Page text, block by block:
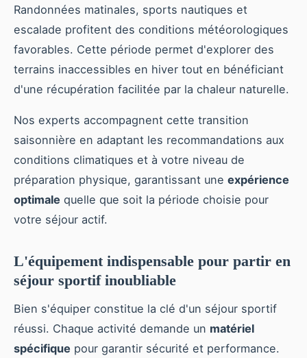
Randonnées matinales, sports nautiques et
escalade profitent des conditions météorologiques
favorables. Cette période permet d'explorer des
terrains inaccessibles en hiver tout en bénéficiant
d'une récupération facilitée par la chaleur naturelle.
Nos experts accompagnent cette transition
saisonnière en adaptant les recommandations aux
conditions climatiques et à votre niveau de
préparation physique, garantissant une expérience
optimale quelle que soit la période choisie pour
votre séjour actif.
L'équipement indispensable pour partir en
séjour sportif inoubliable
Bien s'équiper constitue la clé d'un séjour sportif
réussi. Chaque activité demande un matériel
spécifique pour garantir sécurité et performance.